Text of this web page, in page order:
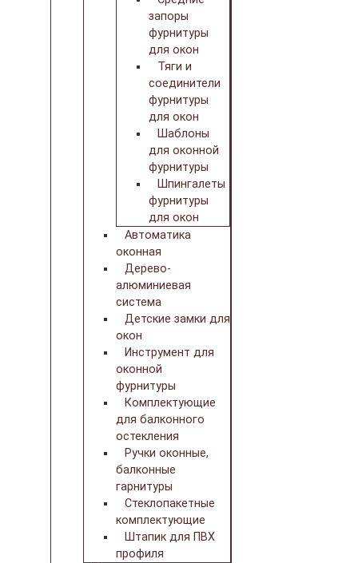
запоры
фурнитуры
для окон
Тяги и
соединители
фурнитуры
для окон
Шаблоны
для оконной
фурнитуры
Шпингалеты
фурнитуры
для окон
Автоматика
оконная
Дерево-
алюминиевая
система
Детские замки для
окон
Инструмент для
оконной
фурнитуры
Комплектующие
для балконного
остекления
Ручки оконные,
балконные
гарнитуры
Стеклопакетные
комплектующие
Штапик для ПВХ
профиля